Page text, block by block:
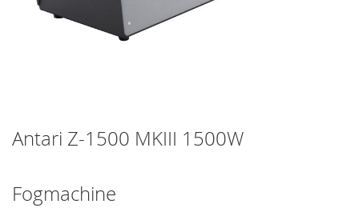
Antari Z-1500 MKIII 1500W
Fogmachine
to
the
the